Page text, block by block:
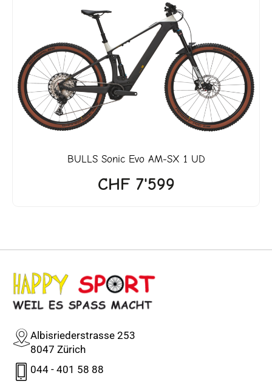
BULLSSonic Evo AM-SX 1 UD
CHF7'599
Albisriederstrasse 253
8047 Zürich
044 - 401 58 88